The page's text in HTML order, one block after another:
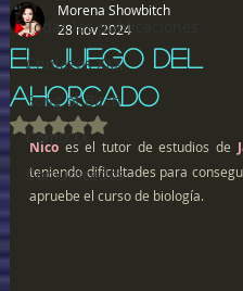
Todas las publicaciones
Chulazos XXX
Song of Bitch
ComiXXX
Comunicados
EL JUEGO DEL
AHORCADO
Morena Showbitch
28 nov 2024
Obtuvo NaN de 5 estrellas.
Nico es el tutor de estudios de
teniendo dificultades para
apruebe el curso de biología.